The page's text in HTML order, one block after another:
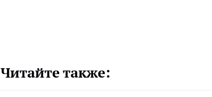
Читайте также: